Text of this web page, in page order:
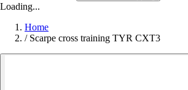
Loading...
Home
/ Scarpe cross training TYR CXT3